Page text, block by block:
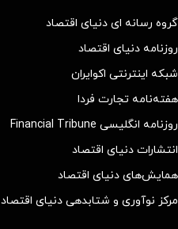
گروه رسانه ای دنیای اقتصاد
روزنامه دنیای اقتصاد
شبکه اینترنتی اکوایران
هفته‌نامه تجارت فردا
روزنامه انگلیسی Financial Tribune
انتشارات دنیای اقتصاد
همایش‌های دنیای اقتصاد
مرکز نوآوری و شتابدهی دنیای اقتصاد